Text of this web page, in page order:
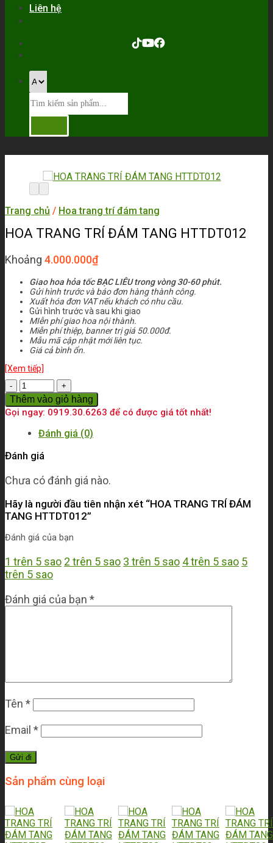
Liên hệ
Trang chủ / Hoa trang trí đám tang
HOA TRANG TRÍ ĐÁM TANG HTTDT012
Khoảng 4.000.000₫
Giao hoa hỏa tốc BẠC LIÊU trong vòng 30-60 phút.
Gửi hình trước và báo đơn hàng thành công.
Xuất hóa đơn VAT nếu khách có nhu cầu.
Gửi hình trước và sau khi giao
MIễn phí giao hoa nội thành.
Miễn phí thiệp, banner trị giá 50.000đ.
Mẫu mã cập nhật mới liên tục.
Giá cả bình ổn.
[Xem tiếp]
Số
lượng
Thêm vào giỏ hàng
Gọi ngay: 0919.30.6263 để có được giá tốt nhất!
Đánh giá (0)
Đánh giá
Chưa có đánh giá nào.
Hãy là người đầu tiên nhận xét “HOA TRANG TRÍ ĐÁM
TANG HTTDT012”
Đánh giá của bạn
1 trên 5 sao 2 trên 5 sao 3 trên 5 sao 4 trên 5 sao 5
trên 5 sao
Đánh giá của bạn *
Tên *
Email *
Sản phẩm cùng loại